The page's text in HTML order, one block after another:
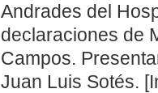
Andrades del
declaraciones de
Campos.
Juan Luis Sotés.